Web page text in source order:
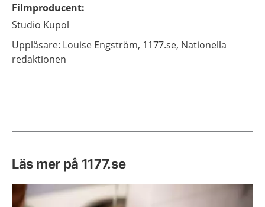
Filmproducent:
Studio Kupol
Uppläsare: Louise Engström, 1177.se, Nationella
redaktionen
Läs mer på 1177.se